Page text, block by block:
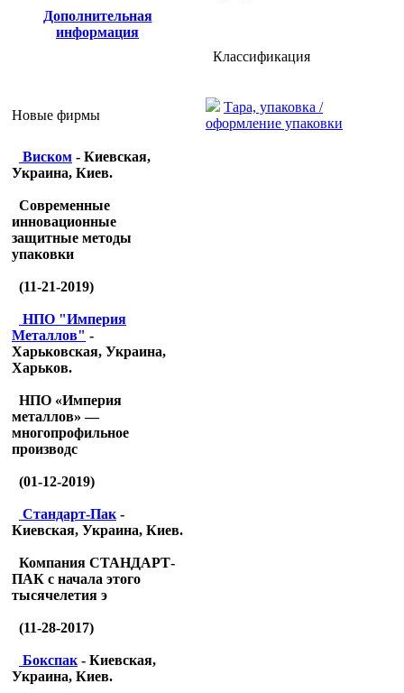
Дополнительная
информация
Новые фирмы
Виском - Киевская,
Украина, Киев.
Современные
инновационные
защитные методы
упаковки
(11-21-2019)
НПО "Империя
Металлов" -
Харьковская, Украина,
Харьков.
НПО «Империя
металлов» —
многопрофильное
производс
(01-12-2019)
Стандарт-Пак -
Киевская, Украина, Киев.
Компания СТАНДАРТ-
ПАК с начала этого
тысячелетия э
(11-28-2017)
Бокспак - Киевская,
Украина, Киев.
Классификация
Тара, упаковка /
оформление упаковки